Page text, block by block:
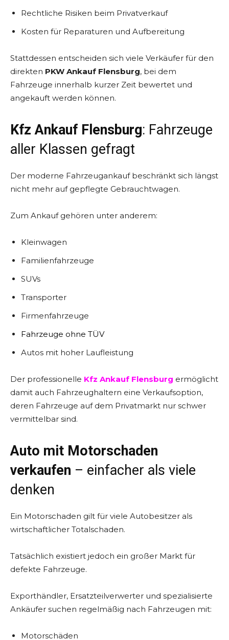
Rechtliche Risiken beim Privatverkauf
Kosten für Reparaturen und Aufbereitung
Stattdessen entscheiden sich viele Verkäufer für den
direkten PKW Ankauf Flensburg, bei dem
Fahrzeuge innerhalb kurzer Zeit bewertet und
angekauft werden können.
Kfz Ankauf Flensburg: Fahrzeuge
aller Klassen gefragt
Der moderne Fahrzeugankauf beschränkt sich längst
nicht mehr auf gepflegte Gebrauchtwagen.
Zum Ankauf gehören unter anderem:
Kleinwagen
Familienfahrzeuge
SUVs
Transporter
Firmenfahrzeuge
Fahrzeuge ohne TÜV
Autos mit hoher Laufleistung
Der professionelle Kfz Ankauf Flensburg ermöglicht
damit auch Fahrzeughaltern eine Verkaufsoption,
deren Fahrzeuge auf dem Privatmarkt nur schwer
vermittelbar sind.
Auto mit Motorschaden
verkaufen – einfacher als viele
denken
Ein Motorschaden gilt für viele Autobesitzer als
wirtschaftlicher Totalschaden.
Tatsächlich existiert jedoch ein großer Markt für
defekte Fahrzeuge.
Exporthändler, Ersatzteilverwerter und spezialisierte
Ankäufer suchen regelmäßig nach Fahrzeugen mit:
Motorschäden